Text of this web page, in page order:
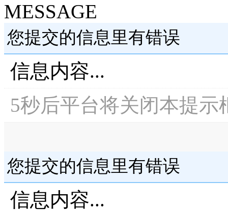
MESSAGE
您提交的信息里有错误
信息内容...
5秒后平台将关闭本提示
您提交的信息里有错误
信息内容...